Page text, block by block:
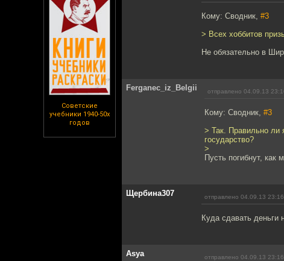
Советские
учебники 1940-50х
годов
Кому: Сводник, #3
> Всех хоббитов
Не обязательно в
Ferganec_iz_Belgii отправлено 04.09.13
Кому: Сводник, #3
> Так. Правильно ли
государство?
>
Пусть погибнут, как
Щербина307 отправлено 04.09.13 23:16
Куда сдавать деньги
Asya отправлено 04.09.13 23:16